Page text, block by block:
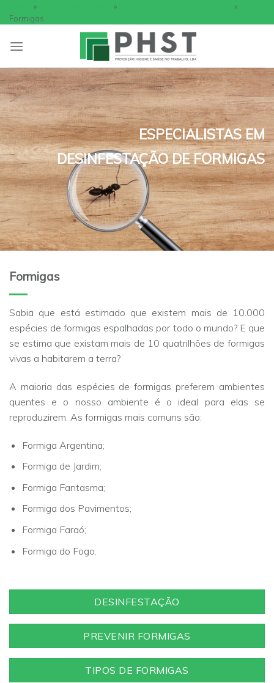
to
» »
»
Formigas
ESPECIALISTAS EM
DESINFESTAÇÃO DE FORMIGAS
Formigas
Sabia que está estimado que existem mais de 10.000
espécies de formigas espalhadas por todo o mundo? E que
se estima que existam mais de 10 quatrilhões de formigas
vivas a habitarem a terra?
A maioria das espécies de formigas preferem ambientes
quentes e o nosso ambiente é o ideal para elas se
reproduzirem. As formigas mais comuns são:
Formiga Argentina;
Formiga de Jardim;
Formiga Fantasma;
Formiga dos Pavimentos;
Formiga Faraó;
Formiga do Fogo.
DESINFESTAÇÃO
PREVENIR FORMIGAS
TIPOS DE FORMIGAS